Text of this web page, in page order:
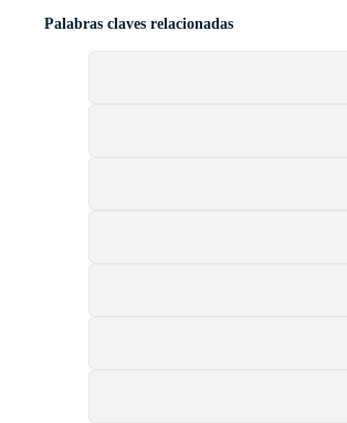
Palabras claves relacionadas